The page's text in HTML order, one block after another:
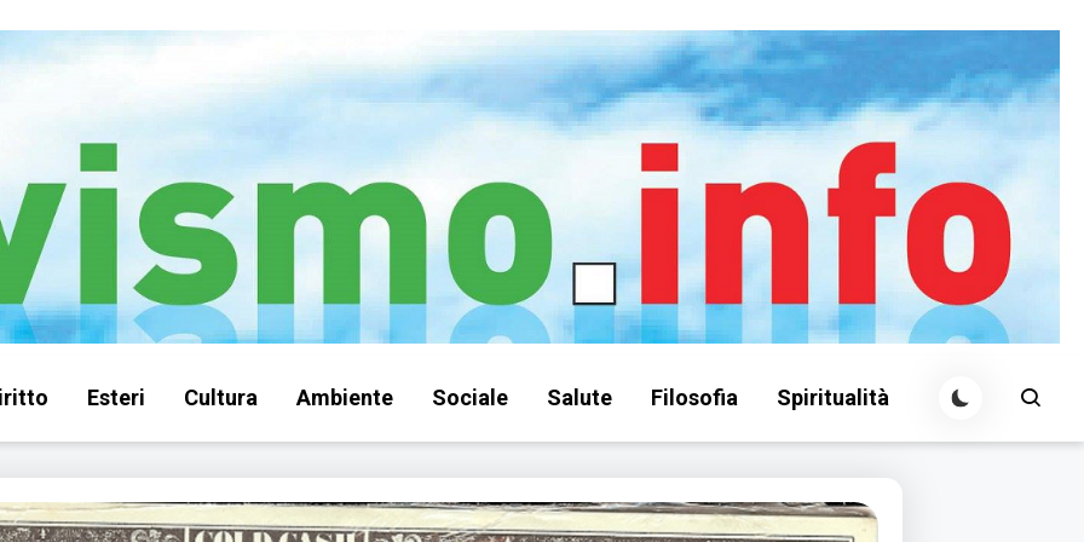
Esteri Cultura Ambiente Sociale Salute Filosofia Spiritualità